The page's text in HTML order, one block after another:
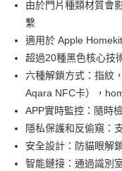
上海商業儲蓄銀行
國泰世華商業銀行
臺灣中小企業銀行
匯豐（台灣）商業銀行
聯邦商業銀行
元大商業銀行
玉山商業銀行
台新國際商業銀行
台灣樂天信用卡公司
華南商業銀行
上海商業儲蓄銀行
國泰世華商業銀行
臺灣中小企業銀行
匯豐（台灣）商業銀行
元大商業銀行
玉山商業銀行
台新國際商業銀行
台灣樂天信用卡公司
合作金庫商業銀行
上海商業儲蓄銀行
國泰世華商業銀行
臺灣中小企業銀行
匯豐（台灣）商業銀行
聯邦商業銀行
元大商業銀行
玉山商業銀行
台新國際商業銀行
台灣樂天信用卡公司
LINE Pay
Apple Pay
街口支付
悠遊付
ATM付款
運送方式
由於門片種類材質會
繫
適用於 Apple Homekit
超過20種黑色核心技
六種解鎖方式：指紋
Aqara NFC卡），
APP實時監控：隨時
隱私保護和反偷窺：
安全設計：防貓眼解
智能鏈接：通過識別